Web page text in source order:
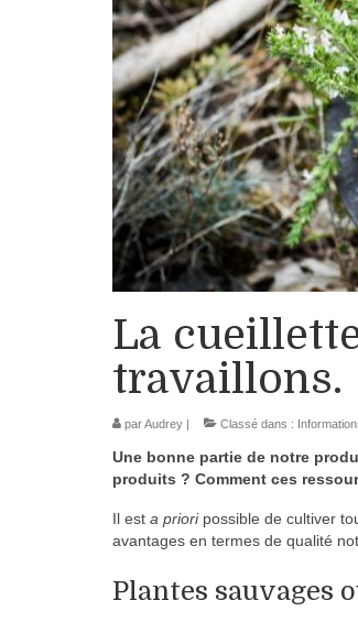
La
travaillons.
parAudrey Classé dans :
Une bonne partie de notre
produits ? Comment ces
Il est a prioripossible de cultiver
avantages en termes de qualité
Plantes sauvages